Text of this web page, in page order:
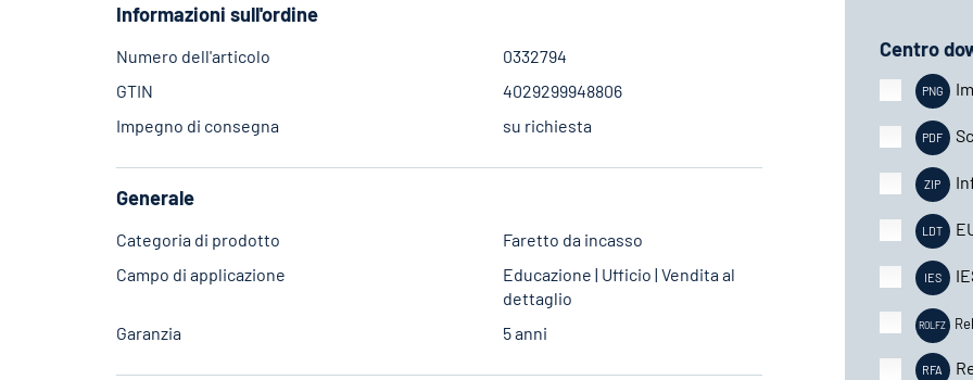
Informazioni sull'ordine
Numero dell'articolo
0332794
GTIN
4029299948806
Impegno di consegna
su richiesta
Generale
Categoria di prodotto
Faretto da incasso
Campo di applicazione
Educazione | Ufficio | Vendita al
dettaglio
Garanzia
5 anni
Centro